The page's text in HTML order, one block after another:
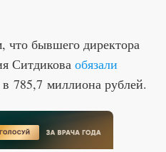
бывшего директора
Ситдикова обязали
785,7 миллиона рублей.